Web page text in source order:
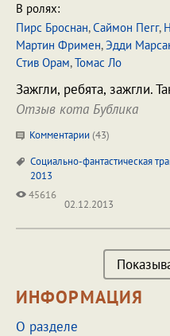
В ролях:
Пирс Броснан,Саймон Пегг,
Мартин Фримен,Эдди
Стив Орам,Томас Ло
Зажгли, ребята, зажгли.
Отзыв кота Бублика
Комментарии (43)
Социально-фантастическая
2013
45616
02.12.2013
ИНФОРМАЦИЯ
О разделе